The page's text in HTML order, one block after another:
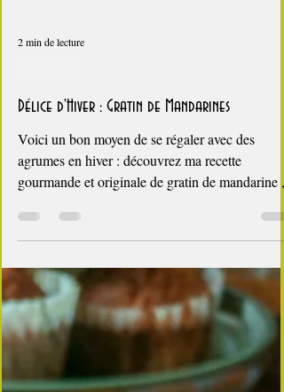
2 min de lecture
Agrumes
Délice d'Hiver : Gratin de Mandarines
agrumes en hiver : découvrez ma recette
gourmande et originale de gratin de mandarine